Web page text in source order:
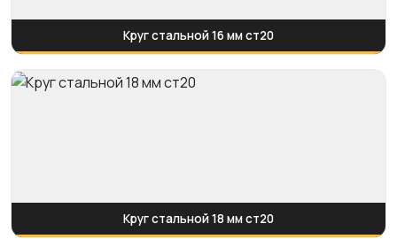
Круг стальной 16 мм ст20
Круг стальной 18 мм ст20